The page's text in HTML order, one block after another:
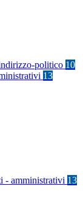
politico 10
13
- amministrativi 13